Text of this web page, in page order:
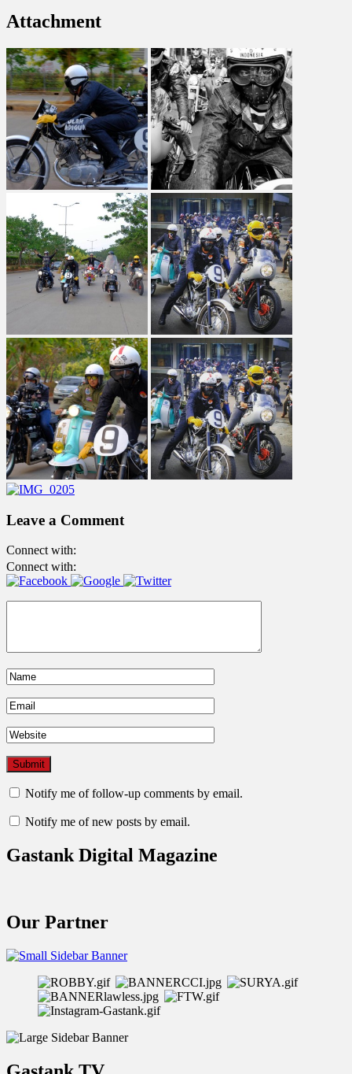
Attachment
Leave a Comment
Connect with:
Connect with:
Notify me of follow-up comments by email.
Notify me of new posts by email.
Gastank Digital Magazine
Our Partner